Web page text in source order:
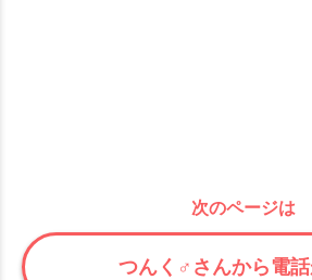
次のページは
つんく♂さんから電